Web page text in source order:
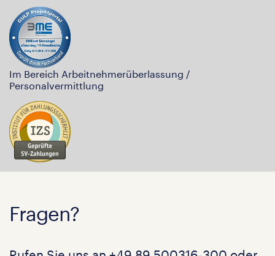
Im Bereich Arbeitnehmerüberlassung /
Personalvermittlung
Fragen?